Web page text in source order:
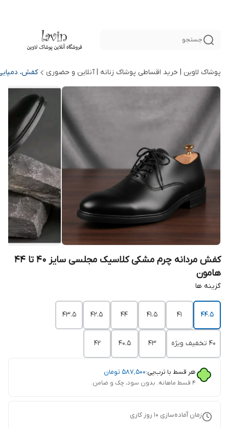
جستجو
پوشاک لاوین | خرید اقساطی پوشاک زنانه | آنلاین و حضوری کفش،
کفش مردانه چرم مشکی کلاسیک مجلسی سایز 40 تا 44
هامون
گزینه ها
44.5
41
41.5
44
42.5
43.5
40 تخفیف ویژه 43
40.5
42
هر قسط با ترب‌پی:۵۸۷٬۵۰۰ تومان
۴ قسط ماهانه. بدون سود، چک و ضامن.
زمان آماده‌سازی 10 روز کاری